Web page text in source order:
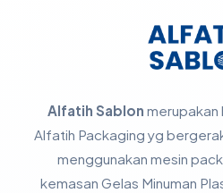
Alfatih Sablon merupakan
Alfatih Packaging yg
menggunakan mesin
kemasan Gelas Minuman